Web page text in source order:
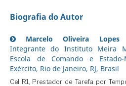
Biografia do Autor
Marcelo Oliveira Lopes
Integrante do Instituto Meira
Escola de Comando e Estado-
Exército, Rio de Janeiro, RJ, Brasil
Cel R1, Prestador de Tarefa por